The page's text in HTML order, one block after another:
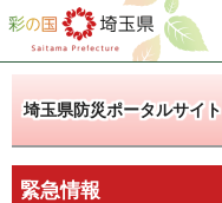
彩の国 埼玉県
埼玉県防災ポータルサイト
緊急情報